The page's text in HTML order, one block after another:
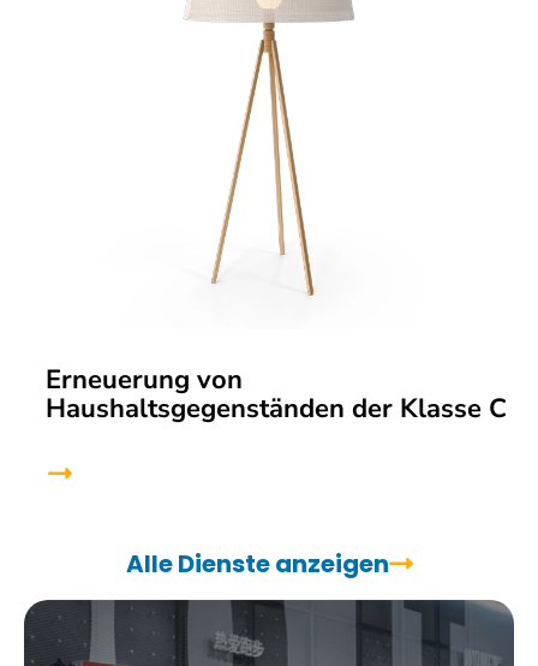
Erneuerung von
Haushaltsgegenständen der Klasse C
Alle Dienste anzeigen